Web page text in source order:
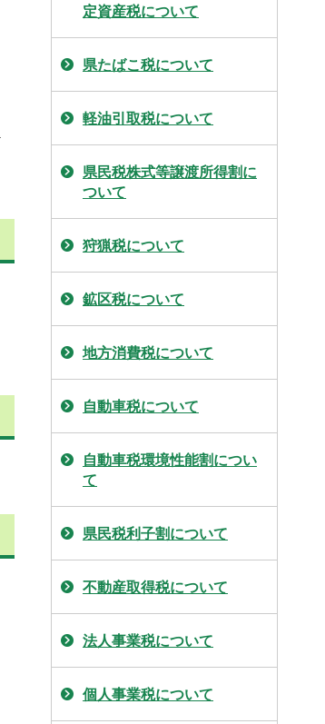
定資産税について
県たばこ税について
軽油引取税について
県民税株式等譲渡所得割に
ついて
狩猟税について
鉱区税について
地方消費税について
自動車税について
自動車税環境性能割につい
て
県民税利子割について
不動産取得税について
法人事業税について
個人事業税について